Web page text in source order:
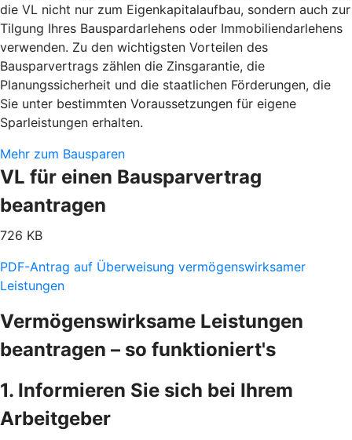
die VL nicht nur zum Eigenkapitalaufbau, sondern auch zur
Tilgung Ihres Bauspardarlehens oder Immobiliendarlehens
verwenden. Zu den wichtigsten Vorteilen des
Bausparvertrags zählen die Zinsgarantie, die
Planungssicherheit und die staatlichen Förderungen, die
Sie unter bestimmten Voraussetzungen für eigene
Sparleistungen erhalten.
Mehr zum Bausparen
VL für einen Bausparvertrag
beantragen
726 KB
PDF-Antrag auf Überweisung vermögenswirksamer
Leistungen
Vermögenswirksame Leistungen
beantragen – so funktioniert's
1. Informieren Sie sich bei Ihrem
Arbeitgeber